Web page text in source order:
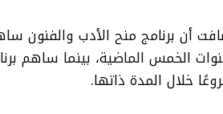
خلال المدة ذاتها.